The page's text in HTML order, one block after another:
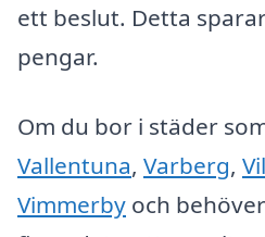
ett beslut. Detta
pengar.
Om du bor i städer
Vallentuna, Varberg,
Vimmerby och